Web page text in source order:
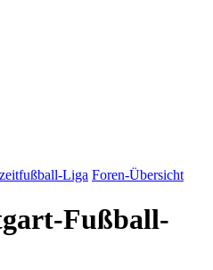
Liga Foren-Übersicht
Fußball-